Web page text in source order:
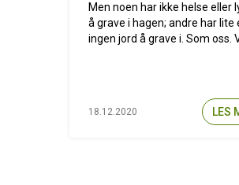
Men noen har ikke helse eller
å grave i hagen; andre har lite
ingen jord å grave i. Som oss. Vi
18.12.2020 LES